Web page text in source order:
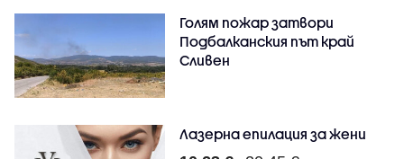
Голям пожар затвори
Подбалканския път край
Сливен
Лазерна епилация за жени